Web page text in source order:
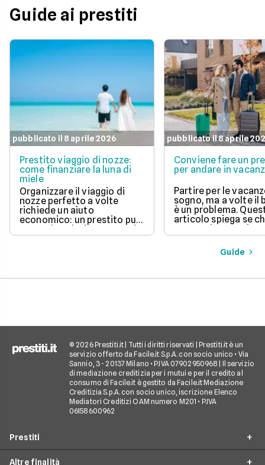
Guide ai prestiti
pubblicato il 8 aprile 2026
Prestito viaggio di nozze:
come finanziare la luna di
miele
Organizzare il viaggio di
nozze perfetto a volte
richiede un aiuto
economico: un prestito può
come funziona, quali tipi ci
pubblicato il 8 aprile
Conviene fare un
per andare in
Partire per le
sogno, ma a volte il
è un problema.
articolo spiega se
una buona idea,
vantaggi come la
di partire subito e
pagare. Scopri
Guide
© 2026 Prestiti.it | Tutti i diritti riservati | Prestiti.it è un
servizio offerto da Facile.it S.p.A. con socio unico • Via
Sannio, 3 - 20137 Milano • P.IVA 07902950968 | Il servizio
di mediazione creditizia per i mutui e per il credito al
consumo di Facile.it è gestito da Facile.it Mediazione
Creditizia S.p.A. con socio unico, iscrizione Elenco
Mediatori Creditizi OAM numero M201 • P.IVA
06158600962
Prestiti
Altre finalità